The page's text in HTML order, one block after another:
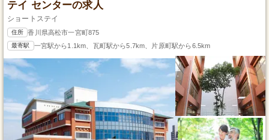
テイ センターの求人
ショートステイ
住所 香川県高松市一宮町875
最寄駅 一宮駅から1.1km、瓦町駅から5.7km、片原町駅から6.5km